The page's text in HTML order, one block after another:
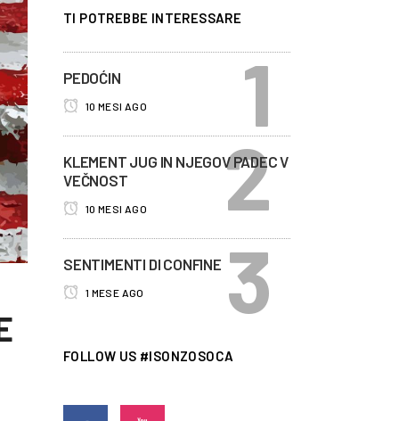
TI POTREBBE INTERESSARE
PEDOĆIN
10 MESI AGO
KLEMENT JUG IN NJEGOV PADEC V
VEČNOST
10 MESI AGO
SENTIMENTI DI CONFINE
1 MESE AGO
FOLLOW US #ISONZOSOCA